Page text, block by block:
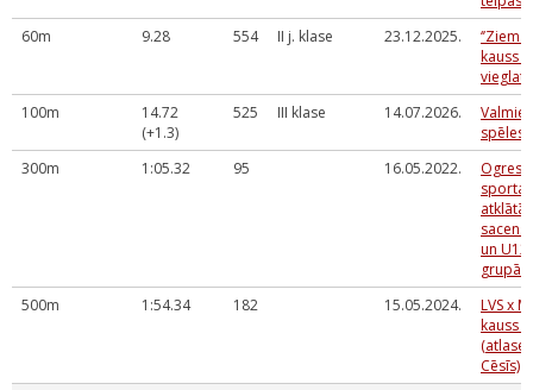
60m
9.28 554 II j. klase 23.12.2025.
kauss
100m
14.72
(+1.3)
525 III klase 14.07.2026.
spēles
300m
1:05.32 95 16.05.2022.
Ogres
sporta
atklātās
un U12
grupām
500m
1:54.34 182 15.05.2024.
LVS x
kauss
Cēsīs)